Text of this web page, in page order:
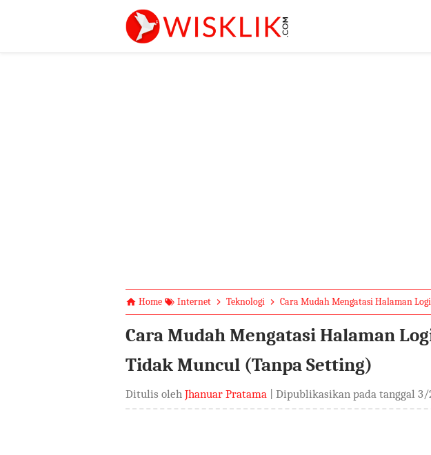
Home Internet Teknologi Cara Mudah Mengatasi Halaman Login
Cara Mudah Mengatasi Halaman
Tidak Muncul (Tanpa Setting)
Ditulis oleh Jhanuar Pratama | Dipublikasikan pada tanggal 3/